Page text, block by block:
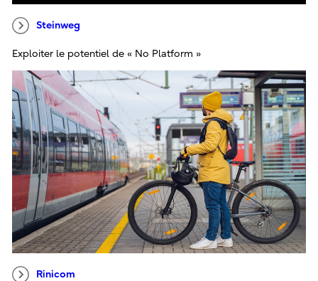
Steinweg
Exploiter le potentiel de « No Platform »
Rinicom